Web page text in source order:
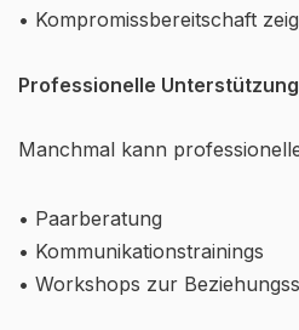
• Kompromissbereitschaft
Professionelle Unterstützung
Manchmal kann
• Paarberatung
• Kommunikationstrainings
• Workshops zur